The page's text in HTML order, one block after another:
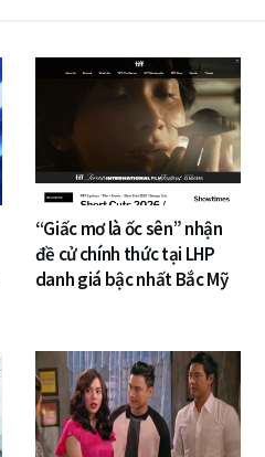
“Giấc mơ là ốc sên” nhận
đề cử chính thức tại LHP
danh giá bậc nhất Bắc Mỹ